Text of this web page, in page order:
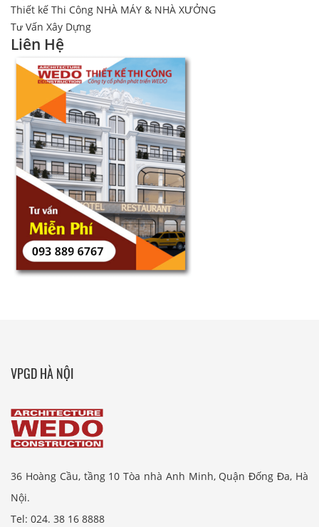
Thiết kế Thi Công NHÀ MÁY & NHÀ XƯỞNG
Tư Vấn Xây Dựng
Liên Hệ
VPGD HÀ NỘI
36 Hoàng Cầu, tầng 10 Tòa nhà Anh Minh, Quận Đống Đa, Hà
Nội.
Tel: 024. 38 16 8888